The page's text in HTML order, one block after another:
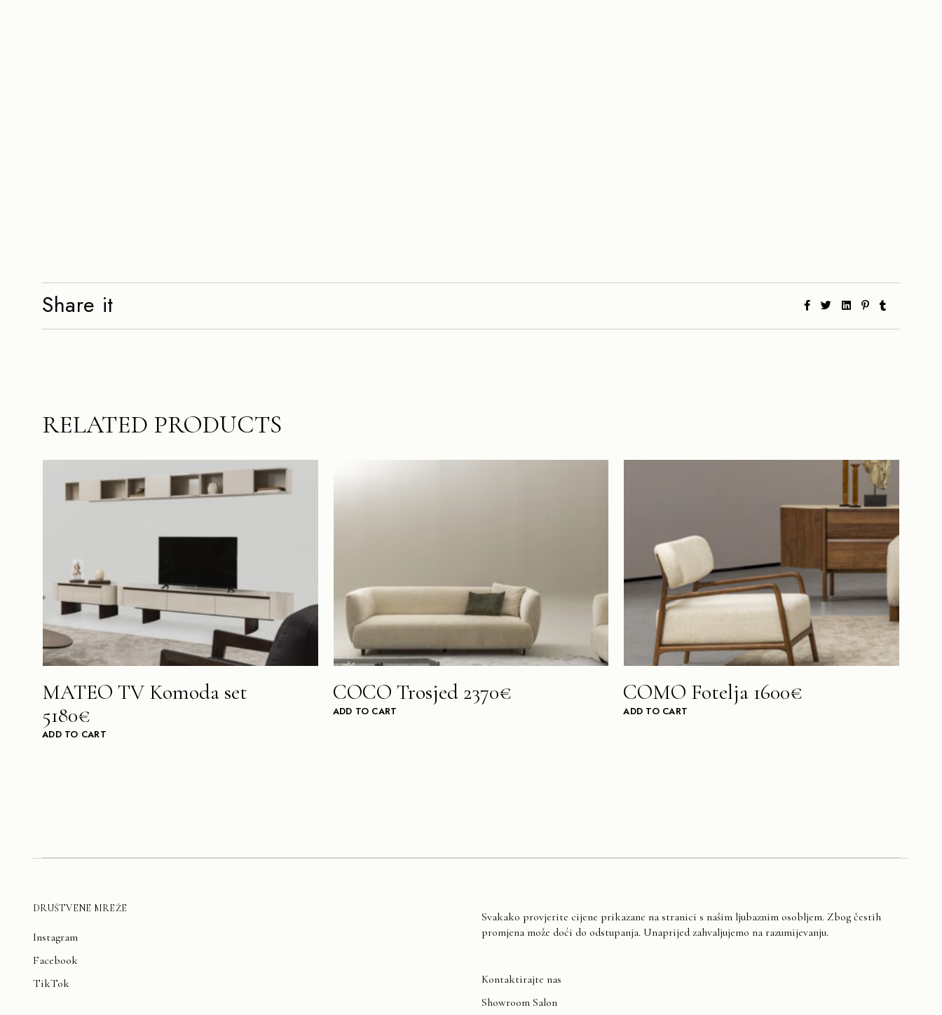
Share it
RELATED PRODUCTS
MATEO TV Komoda set
5180€
ADD TO CART
COCO Trosjed 2370€
ADD TO CART
COMO Fotelja 1600€
ADD TO CART
DRUŠTVENE MREŽE
Instagram
Facebook
TikTok
Svakako provjerite cijene prikazane na stranici s našim ljubaznim osobljem. Zbog čestih
promjena može doći do odstupanja. Unaprijed zahvaljujemo na razumijevanju.
Kontaktirajte nas
Showroom Salon